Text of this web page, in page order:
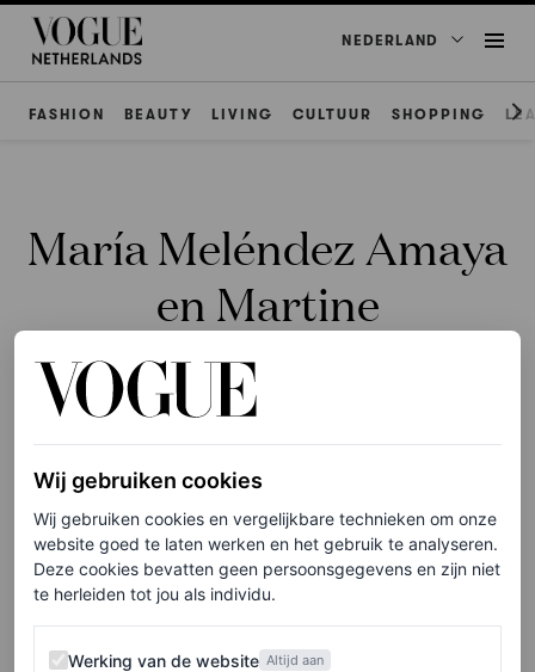
NEDERLAND
FASHION BEAUTY LIVING CULTUUR SHOPPING
María Meléndez Amaya
en Martine
Findhammer
ACCESSOIRES
Dit ‘oubollige’ accessoire is
een hit tijdens Copenhagen
Fashion Week
Wij gebruiken cookies
Wij gebruiken cookies en vergelijkbare technieken om onze
website goed te laten werken en het gebruik te analyseren.
Deze cookies bevatten geen persoonsgegevens en zijn niet
te herleiden tot jou als individu.
Werking van de website
Werking van de website Altijd aan